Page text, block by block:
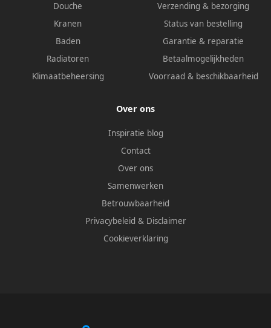
Douche
Kranen
Baden
Radiatoren
Klimaatbeheersing
Verzending & bezorging
Status van bestelling
Garantie & reparatie
Betaalmogelijkheden
Voorraad & beschikbaarheid
Over ons
Inspiratie blog
Contact
Over ons
Samenwerken
Betrouwbaarheid
Privacybeleid & Disclaimer
Cookieverklaring